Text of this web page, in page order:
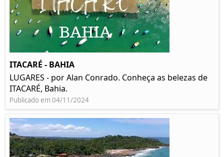
ITACARÉ - BAHIA
LUGARES - por Alan Conrado. Conheça as belezas de
ITACARÉ, Bahia.
Publicado em 04/11/2024